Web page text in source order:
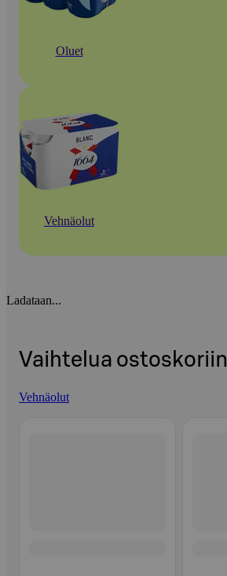
Oluet
Vehnäolut
Ladataan...
Vaihtelua ostoskoriin
Vehnäolut